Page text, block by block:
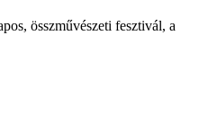
összművészeti fesztivál, a